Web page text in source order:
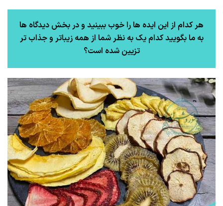
هر کدام از این ایده ها را خوب ببینید و در بخش دیدگاه ها
به ما بگویید کدام یک به نظر شما از همه زیباتر و جذاب تر
تزیین شده است؟